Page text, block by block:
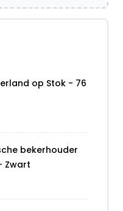
op Stok - 76
bekerhouder
Zwart